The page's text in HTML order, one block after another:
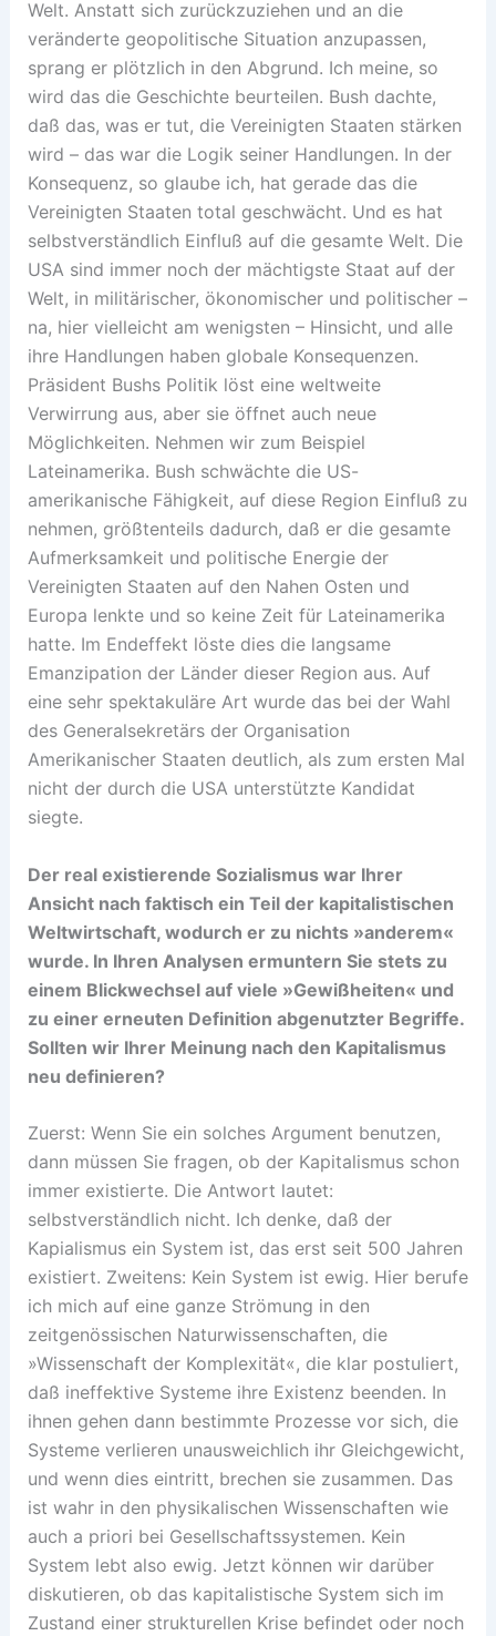
Welt. Anstatt sich zurückzuziehen und an die
veränderte geopolitische Situation anzupassen,
sprang er plötzlich in den Abgrund. Ich meine, so
wird das die Geschichte beurteilen. Bush dachte,
daß das, was er tut, die Vereinigten Staaten stärken
wird – das war die Logik seiner Handlungen. In der
Konsequenz, so glaube ich, hat gerade das die
Vereinigten Staaten total geschwächt. Und es hat
selbstverständlich Einfluß auf die gesamte Welt. Die
USA sind immer noch der mächtigste Staat auf der
Welt, in militärischer, ökonomischer und politischer –
na, hier vielleicht am wenigsten – Hinsicht, und alle
ihre Handlungen haben globale Konsequenzen.
Präsident Bushs Politik löst eine weltweite
Verwirrung aus, aber sie öffnet auch neue
Möglichkeiten. Nehmen wir zum Beispiel
Lateinamerika. Bush schwächte die US-
amerikanische Fähigkeit, auf diese Region Einfluß zu
nehmen, größtenteils dadurch, daß er die gesamte
Aufmerksamkeit und politische Energie der
Vereinigten Staaten auf den Nahen Osten und
Europa lenkte und so keine Zeit für Lateinamerika
hatte. Im Endeffekt löste dies die langsame
Emanzipation der Länder dieser Region aus. Auf
eine sehr spektakuläre Art wurde das bei der Wahl
des Generalsekretärs der Organisation
Amerikanischer Staaten deutlich, als zum ersten Mal
nicht der durch die USA unterstützte Kandidat
siegte.
Der real existierende Sozialismus war Ihrer
Ansicht nach faktisch ein Teil der kapitalistischen
Weltwirtschaft, wodurch er zu nichts »anderem«
wurde. In Ihren Analysen ermuntern Sie stets zu
einem Blickwechsel auf viele »Gewißheiten« und
zu einer erneuten Definition abgenutzter Begriffe.
Sollten wir Ihrer Meinung nach den Kapitalismus
neu definieren?
Zuerst: Wenn Sie ein solches Argument benutzen,
dann müssen Sie fragen, ob der Kapitalismus schon
immer existierte. Die Antwort lautet:
selbstverständlich nicht. Ich denke, daß der
Kapialismus ein System ist, das erst seit 500 Jahren
existiert. Zweitens: Kein System ist ewig. Hier berufe
ich mich auf eine ganze Strömung in den
zeitgenössischen Naturwissenschaften, die
»Wissenschaft der Komplexität«, die klar postuliert,
daß ineffektive Systeme ihre Existenz beenden. In
ihnen gehen dann bestimmte Prozesse vor sich, die
Systeme verlieren unausweichlich ihr Gleichgewicht,
und wenn dies eintritt, brechen sie zusammen. Das
ist wahr in den physikalischen Wissenschaften wie
auch a priori bei Gesellschaftssystemen. Kein
System lebt also ewig. Jetzt können wir darüber
diskutieren, ob das kapitalistische System sich im
Zustand einer strukturellen Krise befindet oder noch